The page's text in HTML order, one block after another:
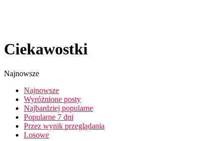
Ciekawostki
Najnowsze
Najnowsze
Wyróżnione posty
Najbardziej popularne
Popularne 7 dni
Przez wynik przeglądania
Losowe